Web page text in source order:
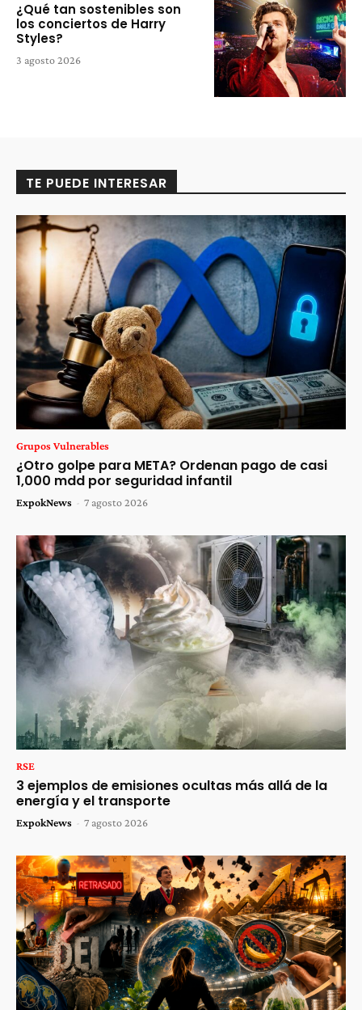
¿Qué tan sostenibles son
los conciertos de Harry
Styles?
3 agosto 2026
TE PUEDE INTERESAR
Grupos Vulnerables
¿Otro golpe para META? Ordenan pago de casi
1,000 mdd por seguridad infantil
ExpokNews - 7 agosto 2026
RSE
3 ejemplos de emisiones ocultas más allá de la
energía y el transporte
ExpokNews - 7 agosto 2026